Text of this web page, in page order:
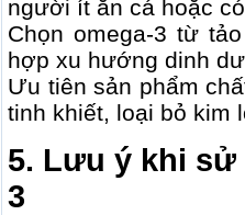
người ít ăn cá hoặc
Chọn omega-3 từ
hợp xu hướng dinh
Ưu tiên sản phẩm
tinh khiết, loại bỏ kim
5. Lưu ý khi
3